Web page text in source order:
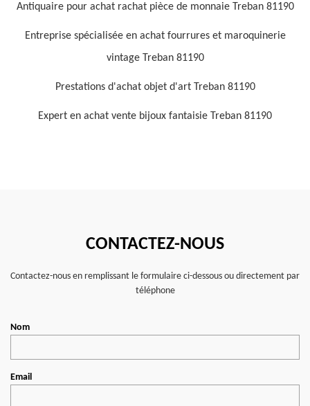
Antiquaire pour achat rachat pièce de monnaie Treban 81190
Entreprise spécialisée en achat fourrures et maroquinerie
vintage Treban 81190
Prestations d'achat objet d'art Treban 81190
Expert en achat vente bijoux fantaisie Treban 81190
CONTACTEZ-NOUS
Contactez-nous en remplissant le formulaire ci-dessous ou directement par
téléphone
Nom
Email